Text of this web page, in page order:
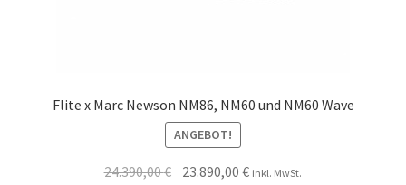
Flite x Marc Newson NM86, NM60 und NM60 Wave
ANGEBOT!
24.390,00€ 23.890,00€ inkl. MwSt.